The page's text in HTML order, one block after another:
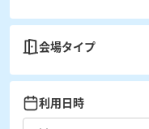
会場タイプ
利用日時